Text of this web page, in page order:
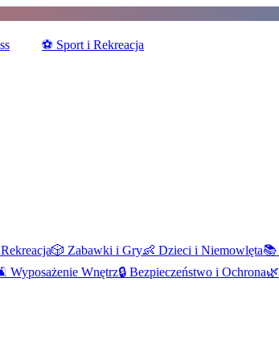
⚽ Sport i Rekreacja
🎲 Zabawki i Gry👶 Dzieci i Niemowlęta📚
Wyposażenie Wnętrz🔒 Bezpieczeństwo i Ochrona🌿